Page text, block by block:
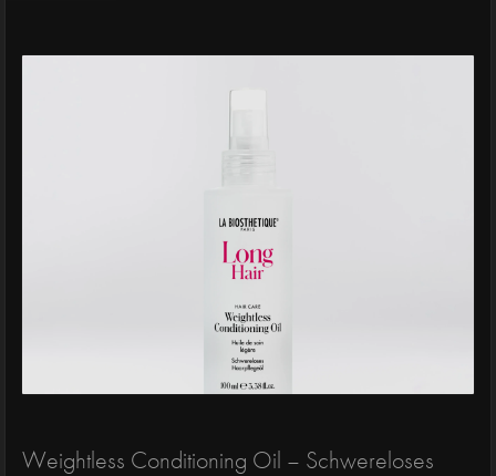
Weightless Conditioning Oil – Schwereloses